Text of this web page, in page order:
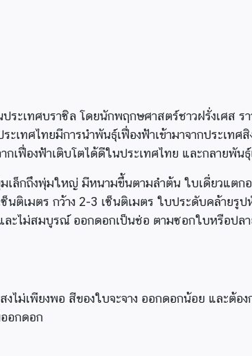
ะเทศบราซิล โดยนักพฤกษศาสตร์ชาวฝรั่งเศส
ะเทศไทยมีการนำพันธ์ุเฟื่องฟ้าเข้ามาจากประเท
กเฟื่องฟ้าเติบโตได้ดีในประเทศไทย และกลายพั
เล็กถึงพุ่มใหญ่ มีหนามขึ้นตามลำต้น ใบเดี่ยวแตก
นติเมตร กว้าง 2-3 เซ็นติเมตร ใบประดับคล้ายรู
ะไม่สมบูรณ์ ออกดอกเป็นช่อ ตามซอกใบหรือปล
ไม่เพียงพอ สีของใบจะจาง ออกดอกน้อย และต้อ
ออกดอก